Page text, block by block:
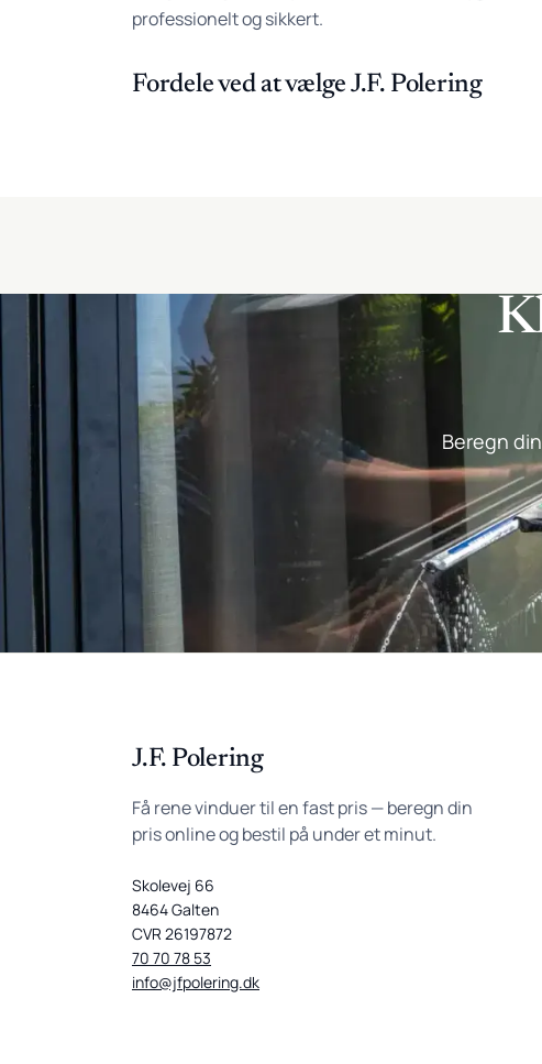
professionelt og sikkert.
Fordele ved at vælge J.F. Polering
Beregn
J.F. Polering
Få rene vinduer til en fast pris — beregn din
pris online og bestil på under et minut.
Skolevej 66
8464 Galten
CVR 26197872
70 70 78 53
info@jfpolering.dk